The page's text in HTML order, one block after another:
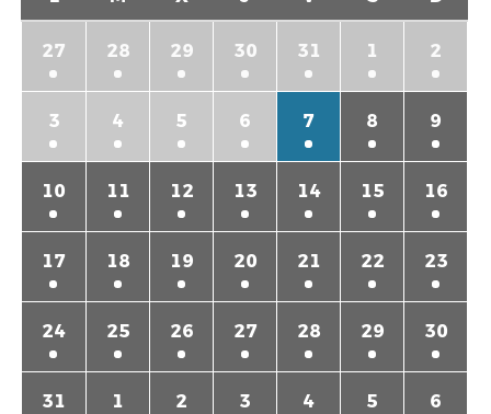
27 28 29 30 31 1 2
3 4 5 6 7 8 9
10 11 12 13 14 15 16
17 18 19 20 21 22 23
24 25 26 27 28 29 30
31 1 2 3 4 5 6